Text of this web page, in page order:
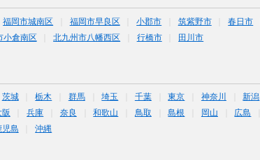
福岡市城南区 福岡市早良区 小郡市 筑紫野市 春日市
小倉南区 北九州市八幡西区 行橋市 田川市
茨城 栃木 群馬 埼玉 千葉 東京 神奈川 新潟
阪 兵庫 奈良 和歌山 鳥取 島根 岡山 広島
児島 沖縄